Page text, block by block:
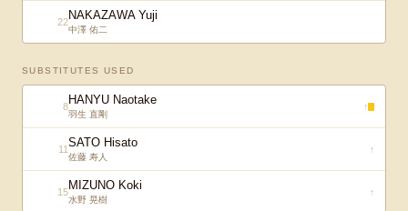
22NAKAZAWA Yuji
中澤 佑二
SUBSTITUTES USED
8HANYU Naotake
羽生 直剛
↑
11SATO Hisato
佐藤 寿人
↑
15MIZUNO Koki
水野 晃樹
↑